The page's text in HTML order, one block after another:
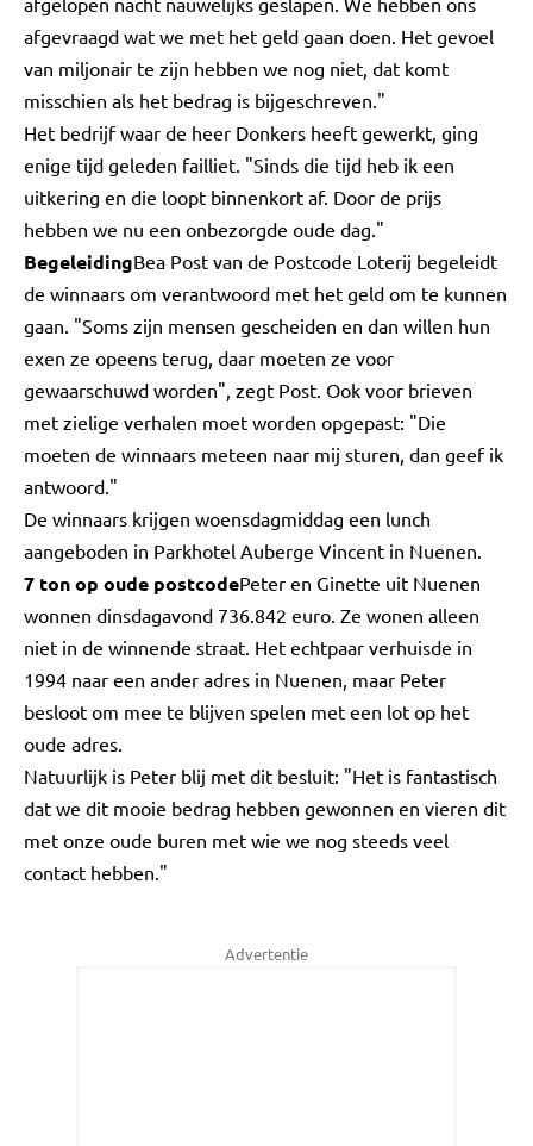
afgevraagd wat we met het geld gaan doen. Het gevoel
van miljonair te zijn hebben we nog niet, dat komt
misschien als het bedrag is bijgeschreven."
Het bedrijf waar de heer Donkers heeft gewerkt, ging
enige tijd geleden failliet. "Sinds die tijd heb ik een
uitkering en die loopt binnenkort af. Door de prijs
hebben we nu een onbezorgde oude dag."
BegeleidingBea Post van de Postcode Loterij begeleidt
de winnaars om verantwoord met het geld om te kunnen
gaan. "Soms zijn mensen gescheiden en dan willen hun
exen ze opeens terug, daar moeten ze voor
gewaarschuwd worden", zegt Post. Ook voor brieven
met zielige verhalen moet worden opgepast: "Die
moeten de winnaars meteen naar mij sturen, dan geef ik
antwoord."
De winnaars krijgen woensdagmiddag een lunch
aangeboden in Parkhotel Auberge Vincent in Nuenen.
7 ton op oude postcodePeter en Ginette uit Nuenen
wonnen dinsdagavond 736.842 euro. Ze wonen alleen
niet in de winnende straat. Het echtpaar verhuisde in
1994 naar een ander adres in Nuenen, maar Peter
besloot om mee te blijven spelen met een lot op het
oude adres.
Natuurlijk is Peter blij met dit besluit: "Het is fantastisch
dat we dit mooie bedrag hebben gewonnen en vieren dit
met onze oude buren met wie we nog steeds veel
contact hebben."
Advertentie